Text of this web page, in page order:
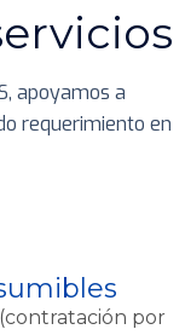
apoyamos a
requerimiento en
por